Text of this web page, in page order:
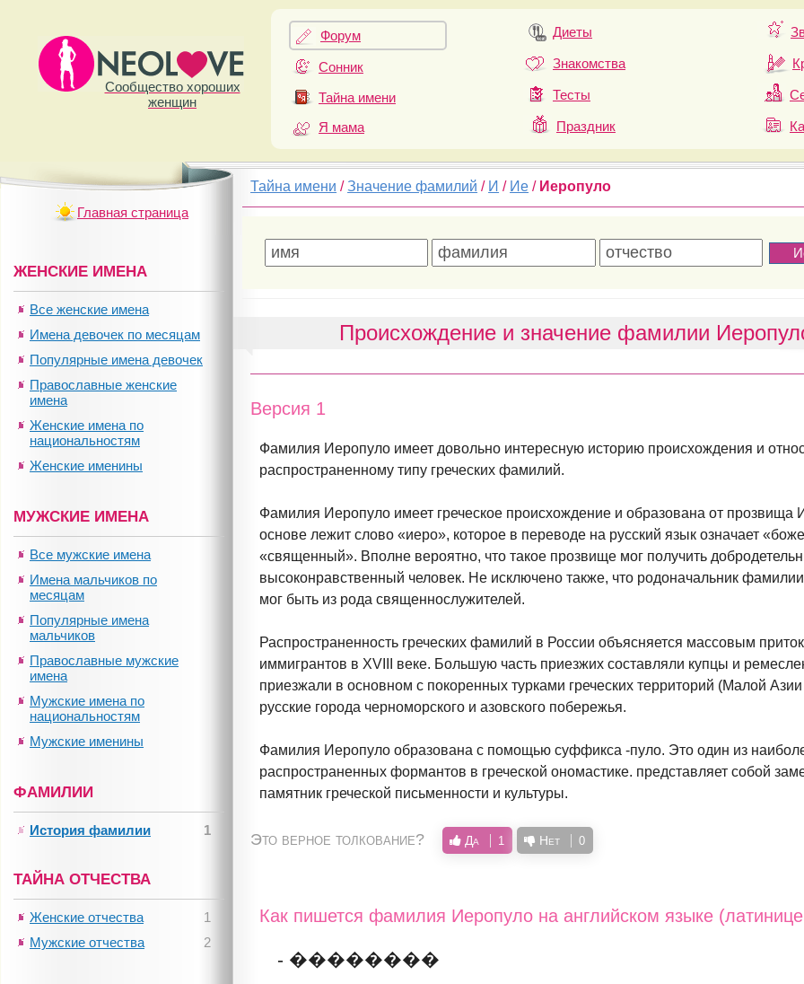
Сообщество хороших
женщин
Форум
Сонник
Тайна имени
Я мама
Диеты
Знакомства
Тесты
Праздник
Тайна имени /Значение фамилий / И / Ие / Иеропуло
Происхождение и значение фамилии
Версия 1
Фамилия Иеропуло имеет довольно интересную историю происхождения и
распространенному типу греческих фамилий.
Фамилия Иеропуло имеет греческое происхождение и образована от прозвища
основе лежит слово «иеро», которое в переводе на русский язык означает
«священный». Вполне вероятно, что такое прозвище мог получить
высоконравственный человек. Не исключено также, что родоначальник
мог быть из рода священнослужителей.
Распространенность греческих фамилий в России объясняется массовым
иммигрантов в XVIII веке. Большую часть приезжих составляли купцы и
приезжали в основном с покоренных турками греческих территорий (Малой
русские города черноморского и азовского побережья.
Фамилия Иеропуло образована с помощью суффикса -пуло. Это один из
распространенных формантов в греческой ономастике. представляет собой
памятник греческой письменности и культуры.
Это верное толкование? Да 1 Нет 0
Как пишется фамилия Иеропуло на английском языке
- ��������
Главная страница
ЖЕНСКИЕ ИМЕНА
Все женские имена
Имена девочек по месяцам
Популярные имена девочек
Православные женские
имена
Женские имена по
национальностям
Женские именины
МУЖСКИЕ ИМЕНА
Все мужские имена
Имена мальчиков по
месяцам
Популярные имена
мальчиков
Православные мужские
имена
Мужские имена по
национальностям
Мужские именины
ФАМИЛИИ
1
История фамилии
ТАЙНА ОТЧЕСТВА
1
Женские отчества
2
Мужские отчества